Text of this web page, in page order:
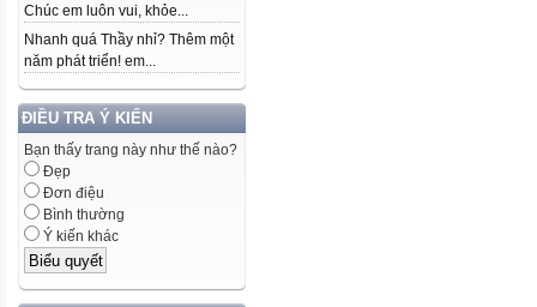
Chúc em luôn vui, khỏe...
Nhanh quá Thầy nhỉ? Thêm một
năm phát triển! em...
ĐIỀU TRA Ý KIẾN
Bạn thấy trang này như thế nào?
Đẹp
Đơn điệu
Bình thường
Ý kiến khác